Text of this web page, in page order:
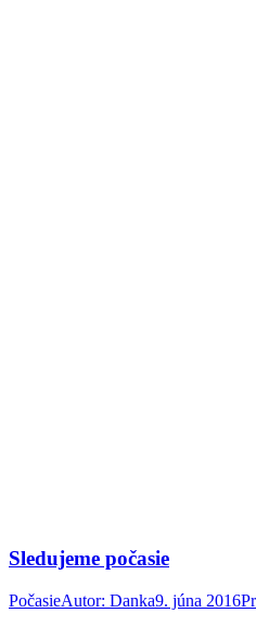
Sledujeme počasie
PočasieAutor: Danka9. júna 2016